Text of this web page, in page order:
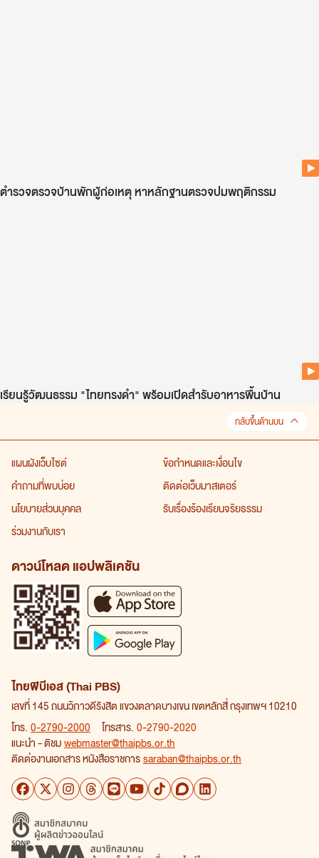
ตำรวจตรวจบ้านพักผู้ก่อเหตุ หาหลักฐานตรวจปมพฤติกรรม
เรียนรู้วัฒนธรรม "ไทยทรงดำ" พร้อมเปิดสำรับอาหารพื้นบ้าน
กลับขึ้นด้านบน
แผนผังเว็บไซต์
คำถามที่พบบ่อย
นโยบายส่วนบุคคล
ร่วมงานกับเรา
ข้อกำหนดและเงื่อนไข
ติดต่อเว็บมาสเตอร์
รับเรื่องร้องเรียนจริยธรรม
ดาวน์โหลด แอปพลิเคชัน
ไทยพีบีเอส (Thai PBS)
เลขที่ 145 ถนนวิภาวดีรังสิต แขวงตลาดบางเขน เขตหลักสี่ กรุงเทพฯ 10210
โทร. 0-2790-2000 โทรสาร. 0-2790-2020
แนะนำ - ติชม webmaster@thaipbs.or.th
ติดต่องานเอกสาร หนังสือราชการ saraban@thaipbs.or.th